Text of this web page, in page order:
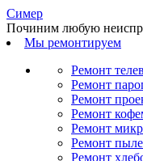
Симер
Починим любую
Мы ремонтируем
Ремонт
Ремонт
Ремонт
Ремонт
Ремонт
Ремонт
Ремонт